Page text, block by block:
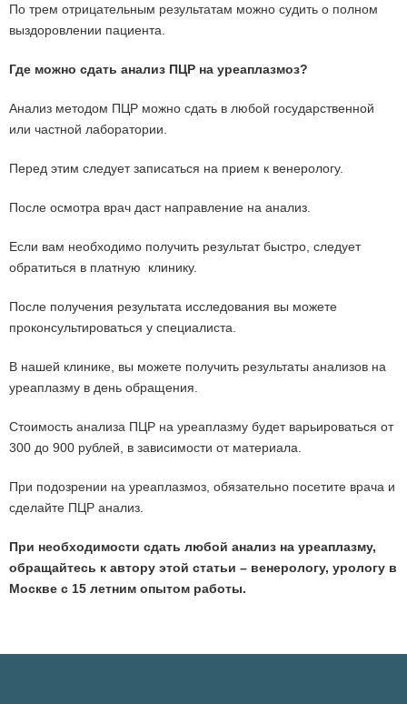
По трем отрицательным результатам можно судить о полном
выздоровлении пациента.
Где можно сдать анализ ПЦР на уреаплазмоз?
Анализ методом ПЦР можно сдать в любой государственной
или частной лаборатории.
Перед этим следует записаться на прием к венерологу.
После осмотра врач даст направление на анализ.
Если вам необходимо получить результат быстро, следует
обратиться в платную клинику.
После получения результата исследования вы можете
проконсультироваться у специалиста.
В нашей клинике, вы можете получить результаты анализов на
уреаплазму в день обращения.
Стоимость анализа ПЦР на уреаплазму будет варьироваться от
300 до 900 рублей, в зависимости от материала.
При подозрении на уреаплазмоз, обязательно посетите врача и
сделайте ПЦР анализ.
При необходимости сдать любой анализ на уреаплазму,
обращайтесь к автору этой статьи – венерологу, урологу в
Москве с 15 летним опытом работы.